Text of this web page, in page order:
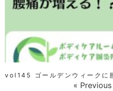
vol145 ゴールデンウィークに
« Previous